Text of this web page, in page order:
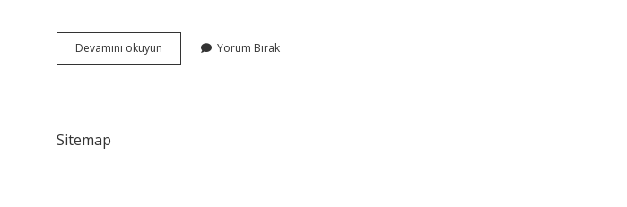
Devamını okuyun
Okununca
Yorum Bırak
Sitemap